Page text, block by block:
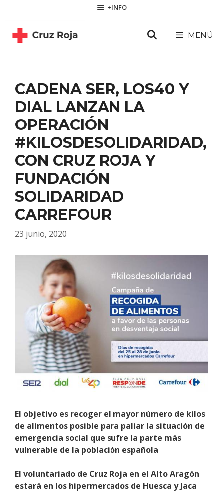
contenido
+INFO
MENÚ
CADENA SER, LOS40 Y
DIAL LANZAN LA
OPERACIÓN
#KILOSDESOLIDARIDAD,
CON CRUZ ROJA Y
FUNDACIÓN
SOLIDARIDAD
CARREFOUR
23 junio, 2020
El objetivo es recoger el mayor número de kilos
de alimentos posible para paliar la situación de
emergencia social que sufre la parte más
vulnerable de la población española
El voluntariado de Cruz Roja en el Alto Aragón
estará en los hipermercados de Huesca y Jaca